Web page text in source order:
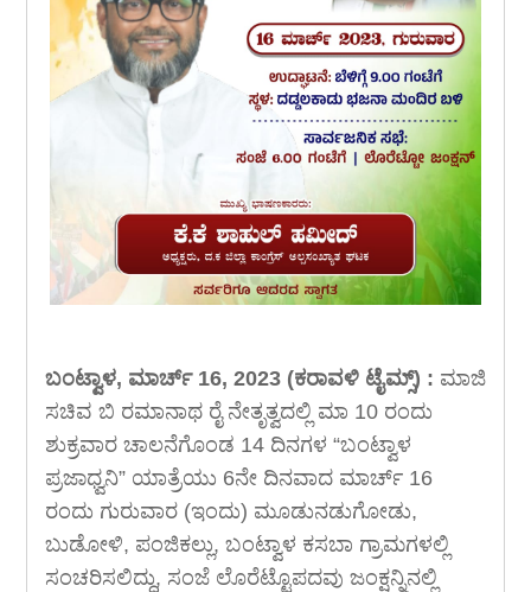
ಬಂಟ್ವಾಳ, ಮಾರ್ಚ್ 16, 2023 (ಕರಾವಳಿ ಟೈಮ್ಸ್) : ಮಾಜಿ
ಸಚಿವ ಬಿ ರಮಾನಾಥ ರೈ ನೇತೃತ್ವದಲ್ಲಿ ಮಾ 10 ರಂದು
ಶುಕ್ರವಾರ ಚಾಲನೆಗೊಂಡ 14 ದಿನಗಳ “ಬಂಟ್ವಾಳ
ಪ್ರಜಾಧ್ವನಿ” ಯಾತ್ರೆಯು 6ನೇ ದಿನವಾದ ಮಾರ್ಚ್ 16
ರಂದು ಗುರುವಾರ (ಇಂದು) ಮೂಡುನಡುಗೋಡು,
ಬುಡೋಳಿ, ಪಂಜಿಕಲ್ಲು, ಬಂಟ್ವಾಳ ಕಸಬಾ ಗ್ರಾಮಗಳಲ್ಲಿ
ಸಂಚರಿಸಲಿದ್ದು, ಸಂಜೆ ಲೊರೆಟ್ಟೊಪದವು ಜಂಕ್ಷನ್ನಿನಲ್ಲಿ